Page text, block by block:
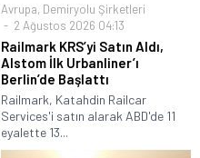
Avrupa, Demiryolu Şirketleri
2 Ağustos 2026 04:13
Railmark KRS’yi Satın Aldı,
Alstom İlk Urbanliner’ı
Berlin’de Başlattı
Railmark, Katahdin Railcar
Services'i satın alarak ABD'de 11
eyalette 13...